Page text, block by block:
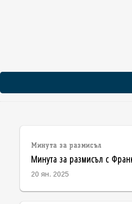
Минута за размисъл
Минута за размисъл с
20 ян. 2025